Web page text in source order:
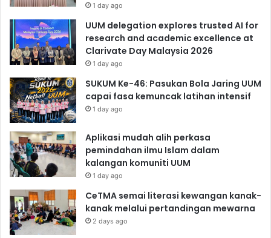
1 day ago
UUM delegation explores trusted AI for
research and academic excellence at
Clarivate Day Malaysia 2026
1 day ago
SUKUM Ke-46: Pasukan Bola Jaring UUM
capai fasa kemuncak latihan intensif
1 day ago
Aplikasi mudah alih perkasa
pemindahan ilmu Islam dalam
kalangan komuniti UUM
1 day ago
CeTMA semai literasi kewangan kanak-
kanak melalui pertandingan mewarna
2 days ago